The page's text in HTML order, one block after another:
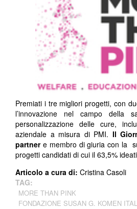
Premiati i tre migliori progetti, con
l’innovazione nel campo della
personalizzazione delle cure,
aziendale a misura di PMI. Il
partnere membro di giuria con la
progetti candidati di cui il 63,5%
Articolo a cura di: Cristina Casoli
TAG:
MORE THAN PINK
FONDAZIONE SUSAN G. KOMEN